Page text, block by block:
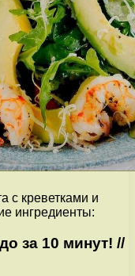
с креветками и
ингредиенты:
за 10 минут! //